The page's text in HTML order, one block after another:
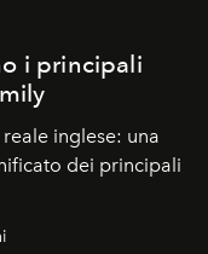
i principali
inglese: una
dei principali